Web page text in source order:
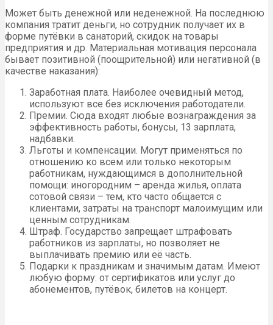
Может быть денежной или неденежной. На последнюю
компания тратит деньги, но сотрудник получает их в
форме путёвки в санаторий, скидок на товары
предприятия и др. Материальная мотивация персонала
бывает позитивной (поощрительной) или негативной (в
качестве наказания):
Заработная плата. Наиболее очевидный метод,
используют все без исключения работодатели.
Премии. Сюда входят любые вознаграждения за
эффективность работы, бонусы, 13 зарплата,
надбавки.
Льготы и компенсации. Могут применяться по
отношению ко всем или только некоторым
работникам, нуждающимся в дополнительной
помощи: иногородним – аренда жилья, оплата
сотовой связи – тем, кто часто общается с
клиентами, затраты на транспорт малоимущим или
ценным сотрудникам.
Штраф. Государство запрещает штрафовать
работников из зарплаты, но позволяет не
выплачивать премию или её часть.
Подарки к праздникам и значимым датам. Имеют
любую форму: от сертификатов или услуг до
абонементов, путёвок, билетов на концерт.